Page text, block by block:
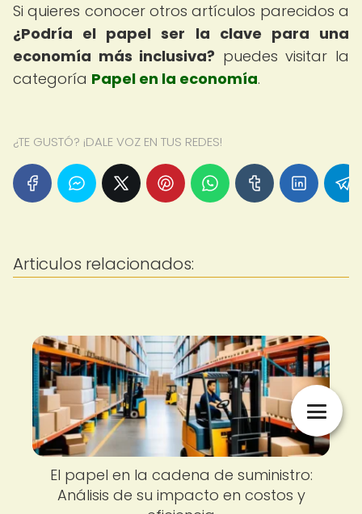
Si quieres conocer otros artículos parecidos a
¿Podría el papel ser la clave para una
economía más inclusiva? puedes visitar la
categoría Papel en la economía.
¿TE GUSTÓ? ¡DALE VOZ EN TUS REDES!
Articulos relacionados:
El papel en la cadena de suministro:
Análisis de su impacto en costos y